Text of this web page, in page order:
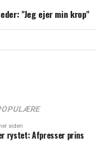
"Jeg ejer min krop"
siden
rystet: Afpresser prins